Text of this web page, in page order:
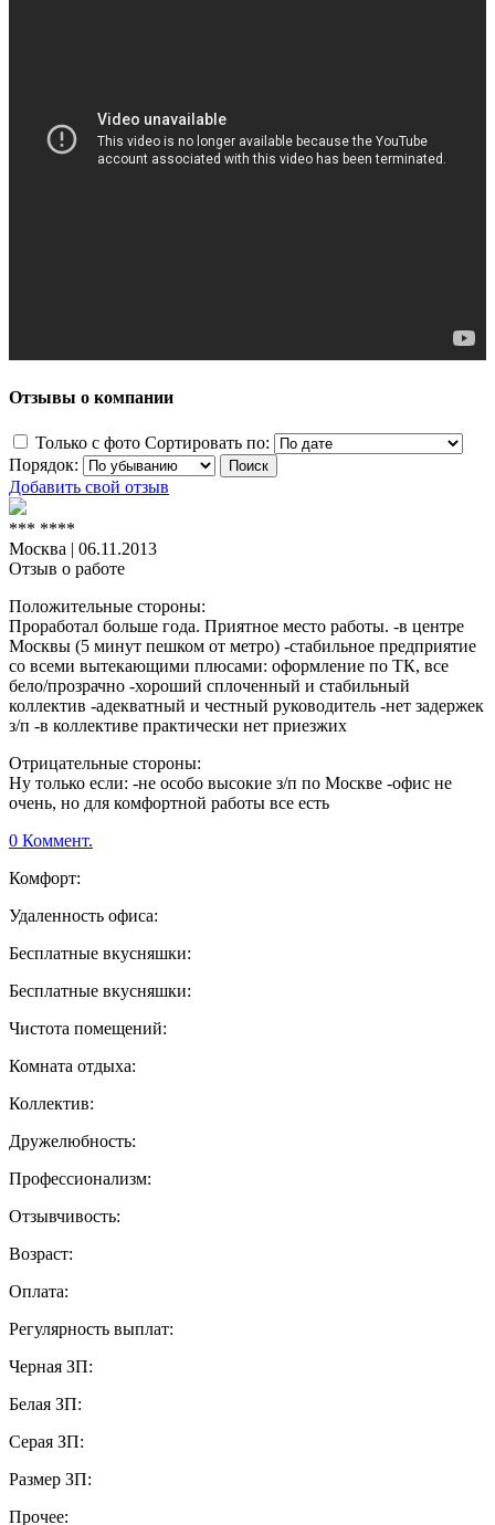
Отзывы о компании
Только с фото Сортировать по:
Порядок:
Добавить свой отзыв
*** ****
Москва | 06.11.2013
Отзыв о работе
Положительные стороны:
Проработал больше года. Приятное место работы. -в центре
Москвы (5 минут пешком от метро) -стабильное предприятие
со всеми вытекающими плюсами: оформление по ТК, все
бело/прозрачно -хороший сплоченный и стабильный
коллектив -адекватный и честный руководитель -нет задержек
з/п -в коллективе практически нет приезжих
Отрицательные стороны:
Ну только если: -не особо высокие з/п по Москве -офис не
очень, но для комфортной работы все есть
0 Коммент.
Комфорт:
Удаленность офиса:
Бесплатные вкусняшки:
Бесплатные вкусняшки:
Чистота помещений:
Комната отдыха:
Коллектив:
Дружелюбность:
Профессионализм:
Отзывчивость:
Возраст:
Оплата:
Регулярность выплат:
Черная ЗП:
Белая ЗП:
Серая ЗП:
Размер ЗП:
Прочее: